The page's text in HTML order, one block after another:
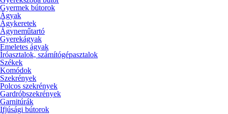
Gyermek bútorok
Ágyak
Ágykeretek
Ágyneműtartó
Gyerekágyak
Emeletes ágyak
Íróasztalok, számítógépasztalok
Székek
Komódok
Szekrények
Polcos szekrények
Gardróbszekrények
Garnitúrák
Ifjúsági bútorok